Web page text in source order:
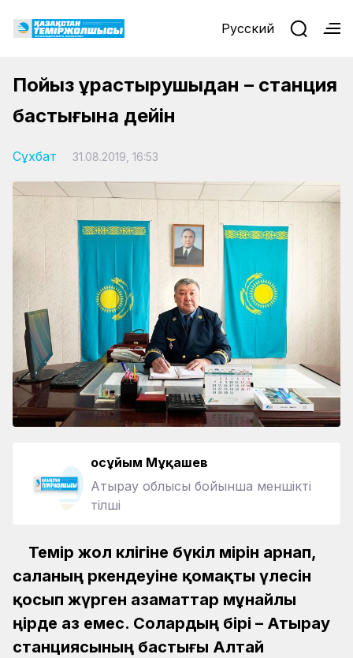
Русский
Пойыз құрастырушыдан – станция
бастығына дейін
Сұхбат 31.08.2019, 16:53
Қосұйым Мұқашев
Атырау облысы бойынша меншікті
тілші
Темір жол көлігіне бүкіл өмірін арнап,
саланың өркендеуіне қомақты үлесін
қосып жүрген азаматтар мұнайлы
өңірде аз емес. Солардың бірі – Атырау
станциясының бастығы Алтай